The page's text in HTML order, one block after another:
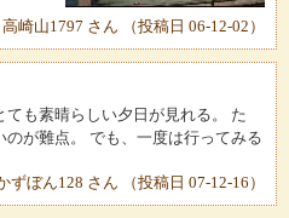
高崎山1797 さん （投稿日 06-12-02）
も素晴らしい夕日が見れる。 た
が難点。 でも、一度は行ってみる
ずぼん128 さん （投稿日 07-12-16）